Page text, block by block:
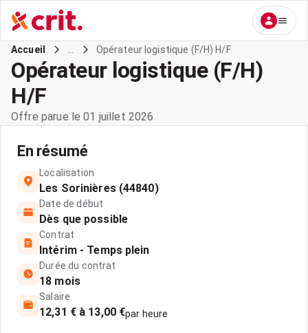
Accueil Opérateur logistique (F/H) H/F
Opérateur logistique (F/H)
H/F
Offre parue le 01 juillet 2026
En résumé
Localisation
Les Sorinières (44840)
Date de début
Dès que possible
Contrat
Intérim - Temps plein
Durée du contrat
18 mois
Salaire
12,31 € à 13,00 €par heure